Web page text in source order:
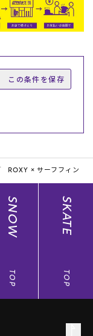
この条件を保存
ROXY × サーフフィン
SNOW
TOP
SKATE
TOP